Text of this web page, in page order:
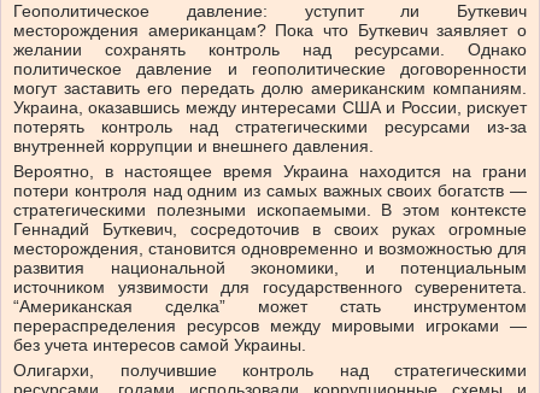
Геополитическое давление: уступит ли Буткевич
месторождения американцам? Пока что Буткевич заявляет о
желании сохранять контроль над ресурсами. Однако
политическое давление и геополитические договоренности
могут заставить его передать долю американским компаниям.
Украина, оказавшись между интересами США и России, рискует
потерять контроль над стратегическими ресурсами из-за
внутренней коррупции и внешнего давления.
Вероятно, в настоящее время Украина находится на грани
потери контроля над одним из самых важных своих богатств —
стратегическими полезными ископаемыми. В этом контексте
Геннадий Буткевич, сосредоточив в своих руках огромные
месторождения, становится одновременно и возможностью для
развития национальной экономики, и потенциальным
источником уязвимости для государственного суверенитета.
“Американская сделка” может стать инструментом
перераспределения ресурсов между мировыми игроками —
без учета интересов самой Украины.
Олигархи, получившие контроль над стратегическими